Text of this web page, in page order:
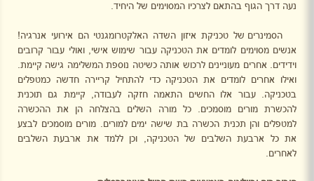
נעה דרך הגוף בהתאם לצרכיו המסוימים של היחיד.
הסמינרים של טכניקת איזון השדה האלקטרומגנטי הם אירועי אנרגיה!
אנשים מסוימים לומדים את הטכניקה עבור שימוש אישי, ואולי עבור קרובים
וידידים. אחרים מעוניינים לרכוש אותה כשיטה נוספת המשלימה גישה קיימת.
ואילו אחרים לומדים את הטכניקה כדי להתחיל קריירה חדשה כמטפלים
בטכניקה. עבור אלו החשים התאמה חזקה לעבודה, קיימת גם תוכנית
להכשרת מורים מוסמכים. כל מורה השלים בהצלחה הן את ההכשרה
למטפלים והן תכנית הכשרה בת שישה ימים למורים. מורים מוסמכים לבצע
את כל ארבעת השלבים של הטכניקה, וכן ללמד את ארבעת השלבים
לאחרים.